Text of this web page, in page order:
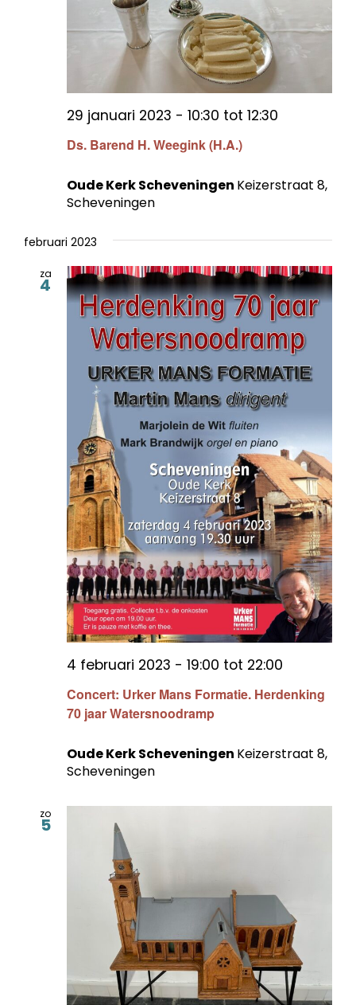
Ds. Barend H. Weegink (H.A.)
29 januari 2023 - 10:30 tot 12:30
Oude Kerk Scheveningen Keizerstraat 8,
Scheveningen
februari 2023
za
4
Concert: Urker Mans Formatie. Herdenking
70 jaar Watersnoodramp
4 februari 2023 - 19:00 tot 22:00
Oude Kerk Scheveningen Keizerstraat 8,
Scheveningen
zo
5